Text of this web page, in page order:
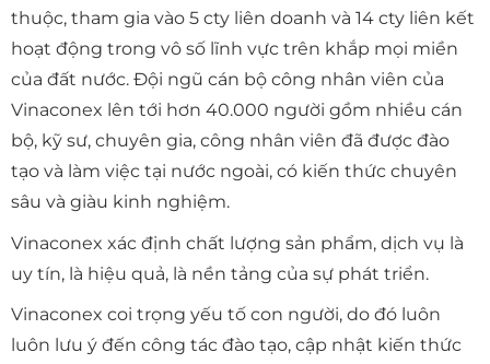
thuộc, tham gia vào 5 cty liên doanh và 14 cty liên kết
hoạt động trong vô số lĩnh vực trên khắp mọi miền
của đất nước. Đội ngũ cán bộ công nhân viên của
Vinaconex lên tới hơn 40.000 người gồm nhiều cán
bộ, kỹ sư, chuyên gia, công nhân viên đã được đào
tạo và làm việc tại nước ngoài, có kiến thức chuyên
sâu và giàu kinh nghiệm.
Vinaconex xác định chất lượng sản phẩm, dịch vụ là
uy tín, là hiệu quả, là nền tảng của sự phát triển.
Vinaconex coi trọng yếu tố con người, do đó luôn
luôn lưu ý đến công tác đào tạo, cập nhật kiến thức